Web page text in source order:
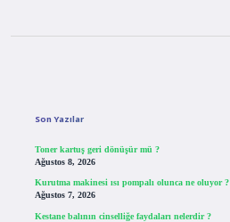
Son Yazılar
Toner kartuş geri dönüşür mü ?
Ağustos 8, 2026
Kurutma makinesi ısı pompalı olunca ne oluyor ?
Ağustos 7, 2026
Kestane balının cinselliğe faydaları nelerdir ?